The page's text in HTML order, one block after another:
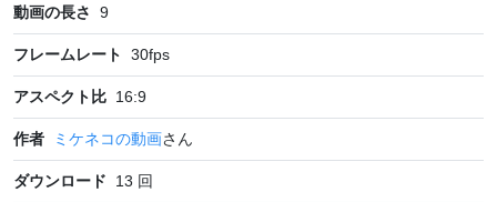
動画の長さ 9
フレームレート 30fps
アスペクト比 16:9
作者 ミケネコの動画さん
ダウンロード 13 回